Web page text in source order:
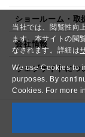
当社では、閲覧性向
ます。本サイトの閲
なされます。詳細は
We use Cookies to
purposes. By
Cookies. For more
ショールーム・取
会社情報
ウェブサイトにつ